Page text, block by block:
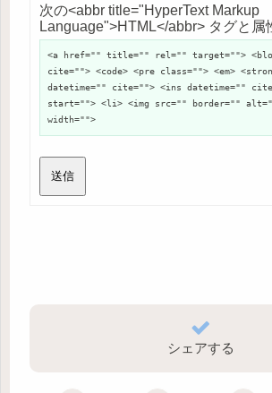
次の<abbr title="HyperText Markup
Language">HTML</abbr> タグと属
<a href="" title="" rel="" target="">
cite=""> <code> <pre class=""> <em>
datetime="" cite=""> <ins datetime=""
start=""> <li> <img src="" border=""
width="">
送信
シェアする